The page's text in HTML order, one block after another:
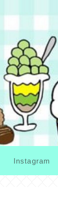
Instagram